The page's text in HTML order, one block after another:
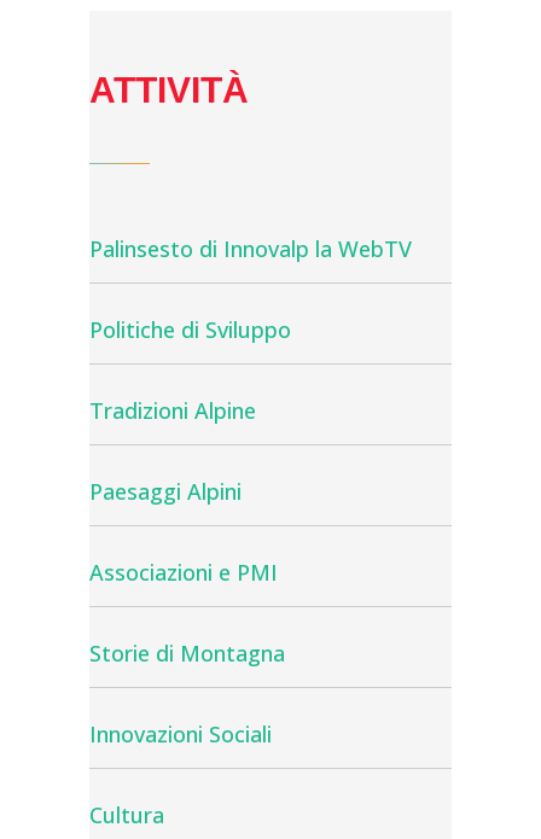
ATTIVITÀ
Palinsesto di Innovalp la WebTV
Politiche di Sviluppo
Tradizioni Alpine
Paesaggi Alpini
Associazioni e PMI
Storie di Montagna
Innovazioni Sociali
Cultura